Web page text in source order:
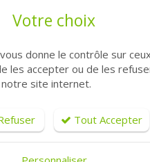
maraîcher ? Vous êtes au
conventionnel mais
Avec un très large choix de
Votre choix
donne le contrôle sur
les accepter ou de les
notre site internet.
Tout Accepter